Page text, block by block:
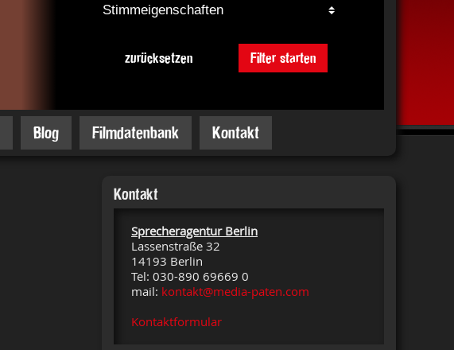
zurücksetzen Filter starten
Blog Filmdatenbank Kontakt
Kontakt
Sprecheragentur Berlin
Lassenstraße 32
14193 Berlin
Tel: 030-890 69669 0
mail: kontakt@media-paten.com
Kontaktformular